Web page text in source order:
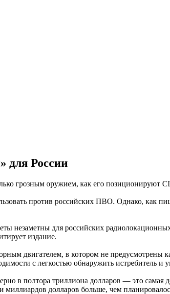
для России
грозным оружием, как его позиционируют
против российских ПВО. Однако, как
незаметны для российских
издание.
двигателем, в котором не
с легкостью обнаружить истребитель и
в полтора триллиона долларов — это самая
долларов больше, чем